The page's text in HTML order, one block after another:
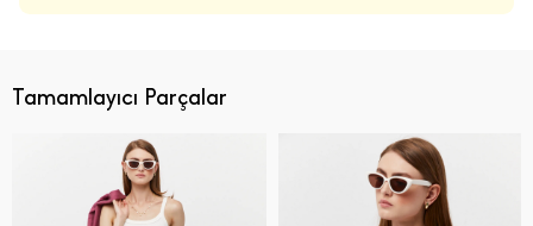
Tamamlayıcı Parçalar